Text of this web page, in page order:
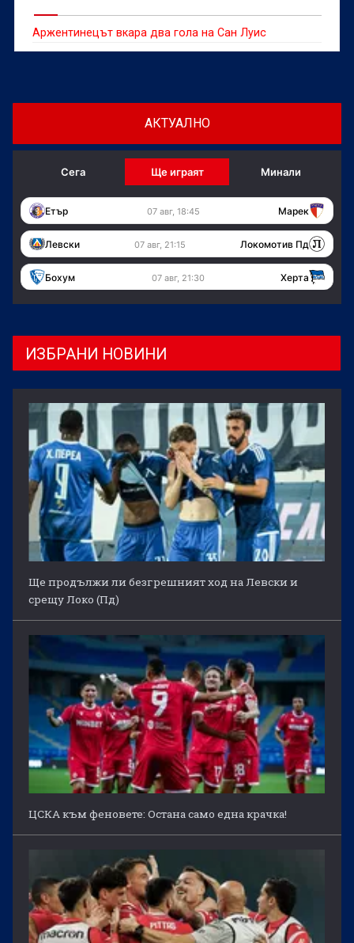
Аржентинецът вкара два гола на Сан Луис
АКТУАЛНО
Сега Ще играят Минали
Етър 07 авг, 18:45 Марек
Левски 07 авг, 21:15 Локомотив Пд
Бохум 07 авг, 21:30 Херта
ИЗБРАНИ НОВИНИ
Ще продължи ли безгрешният ход на Левски и
срещу Локо (Пд)
ЦСКА към феновете: Остана само една крачка!